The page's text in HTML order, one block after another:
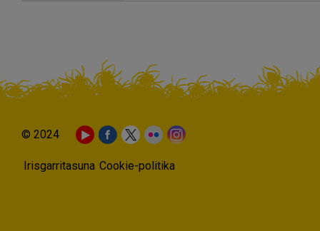
© 2024
Irisgarritasuna Cookie-politika